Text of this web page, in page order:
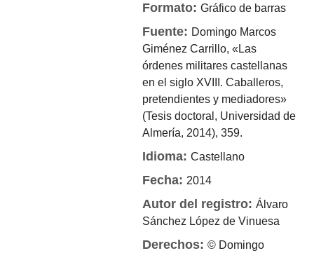
Formato:Gráfico de barras
Fuente: Domingo Marcos
Giménez Carrillo, «Las
órdenes militares castellanas
en el siglo XVIII. Caballeros,
pretendientes y mediadores»
(Tesis doctoral, Universidad de
Almería, 2014), 359.
Idioma:Castellano
Fecha:2014
Autor del registro:Álvaro
Sánchez López de Vinuesa
Derechos:© Domingo